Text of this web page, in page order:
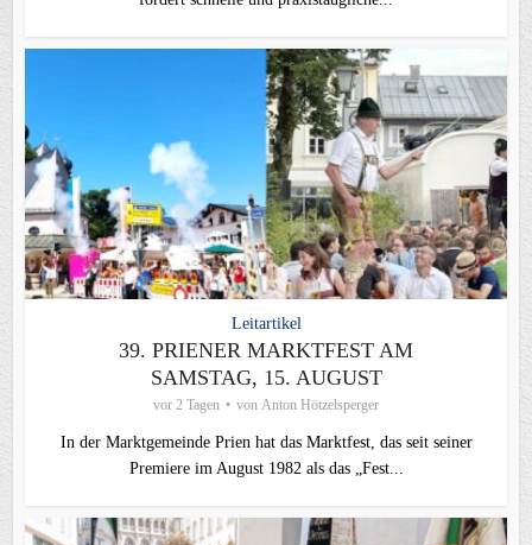
Leitartikel
39. PRIENER MARKTFEST AM
SAMSTAG, 15. AUGUST
vor 2 Tagen von Anton Hötzelsperger
In der Marktgemeinde Prien hat das Marktfest, das seit seiner
Premiere im August 1982 als das „Fest...